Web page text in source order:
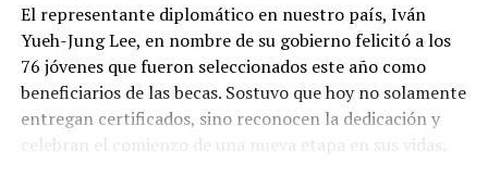
El representante diplomático en nuestro país, Iván
Yueh-Jung Lee, en nombre de su gobierno felicitó a los
76 jóvenes que fueron seleccionados este año como
beneficiarios de las becas. Sostuvo que hoy no solamente
entregan certificados, sino reconocen la dedicación y
celebran el comienzo de una nueva etapa en sus vidas.